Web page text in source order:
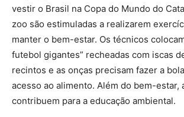
vestir o Brasil na Copa do Mundo do
zoo são estimuladas a realizarem
manter o bem-estar. Os técnicos
futebol gigantes” recheadas com iscas
recintos e as onças precisam fazer a
acesso ao alimento. Além do bem-estar,
contribuem para a educação ambiental.